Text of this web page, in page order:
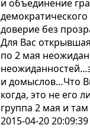
и объединение
доверие без
Для Вас
по 2 мая
и домыслов…Что
когда, это не его
группа 2 мая и
2015-04-20 20:09:39